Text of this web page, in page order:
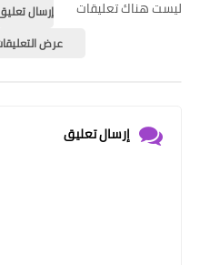
ليست هناك تعليقات
إرسال
عرض
إرسال تعليق